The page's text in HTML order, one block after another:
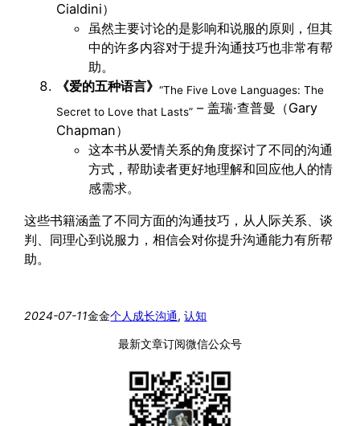
Cialdini）
虽然主要讨论的是影响和说服的原则，但其
中的许多内容对于提升沟通技巧也非常有帮
助。
《爱的五种语言》“The Five Love Languages: The
Secret to Love that Lasts” – 盖瑞·查普曼（Gary
Chapman）
这本书从爱情关系的角度探讨了不同的沟通
方式，帮助读者更好地理解和回应他人的情
感需求。
这些书籍涵盖了不同方面的沟通技巧，从人际关系、谈
判、同理心到说服力，相信会对你提升沟通能力有所帮
助。
2024-07-11金金个人成长沟通, 认知
最新文章订阅微信公众号